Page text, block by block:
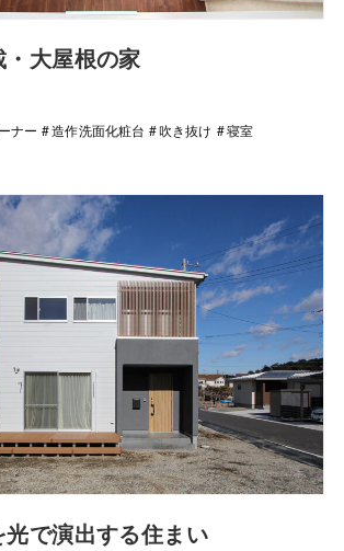
大屋根の家
ナー 造作洗面化粧台 吹き抜け 寝室
で演出する住まい